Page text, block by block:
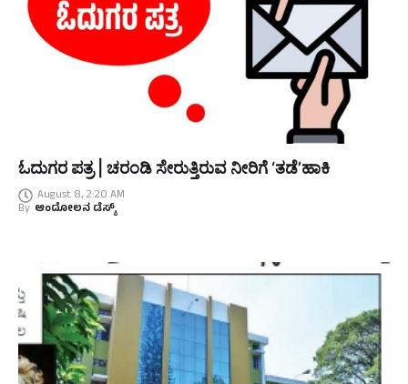
ಓದುಗರ ಪತ್ರ | ಚರಂಡಿ ಸೇರುತ್ತಿರುವ ನೀರಿಗೆ ‘ತಡೆ’ಹಾಕಿ
August 8, 2:20 AM
By ಆಂದೋಲನ ಡೆಸ್ಕ್